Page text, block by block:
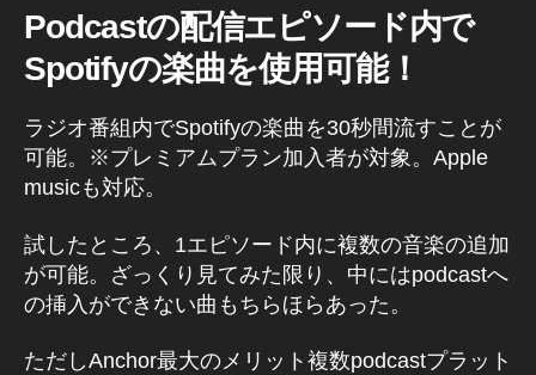
Podcastの配信エピソード内で
Spotifyの楽曲を使用可能！
ラジオ番組内でSpotifyの楽曲を30秒間流すことが
可能。※プレミアムプラン加入者が対象。Apple
musicも対応。
試したところ、1エピソード内に複数の音楽の追加
が可能。ざっくり見てみた限り、中にはpodcastへ
の挿入ができない曲もちらほらあった。
ただしAnchor最大のメリット複数podcastプラット